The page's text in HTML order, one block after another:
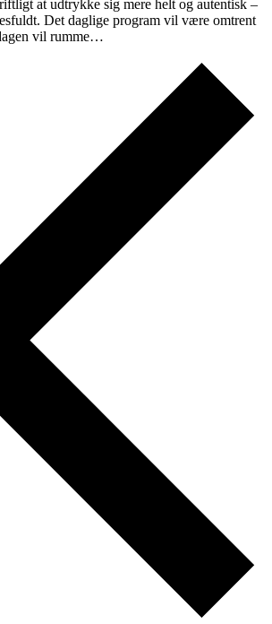
at udtrykke sig mere helt og autentisk –
Det daglige program vil være omtrent
vil rumme…